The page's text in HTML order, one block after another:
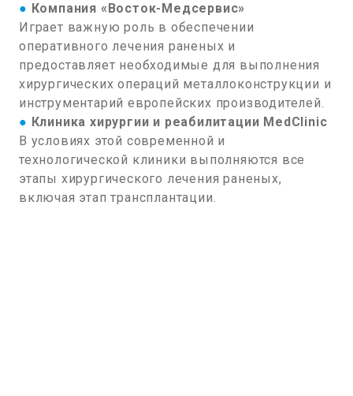
● Компания «Восток-Медсервис»
Играет важную роль в обеспечении
оперативного лечения раненых и
предоставляет необходимые для выполнения
хирургических операций металлоконструкции и
инструментарий европейских производителей.
● Клиника хирургии и реабилитации MedClinic
В условиях этой современной и
технологической клиники выполняются все
этапы хирургического лечения раненых,
включая этап трансплантации.